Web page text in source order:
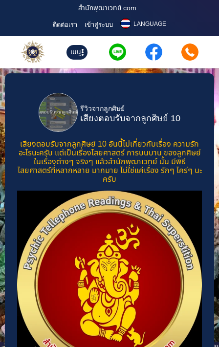
สำนักพุฒาเวทย์.com
ติดต่อเรา เข้าสู่ระบบ LANGUAGE
เมนู
รีวิวจากลูกศิษย์
เสียงตอบรับจากลูกศิษย์ 10
เสียงตอบรับจากลูกศิษย์ 10 อันนี้ไม่เกี่ยวกับเรื่อง ความรัก
อะไรนะครับ แต่เป็นเรื่องไสยศาสตร์ การบนบาน ของลูกศิษย์
ในเรื่องต่างๆ จริงๆ แล้วสำนักพุฒาเวทย์ นั้น มีพิธี
ไสยศาสตร์ที่หลากหลาย มากมาย ไม่ใช่แค่เรื่อง รักๆ ไคร่ๆ นะ
ครับ